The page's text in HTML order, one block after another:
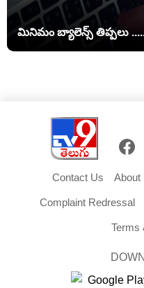
మినిమం బ్యాలెన్స్ తిప్పలు
Contact Us About
Complaint Redressal
Terms